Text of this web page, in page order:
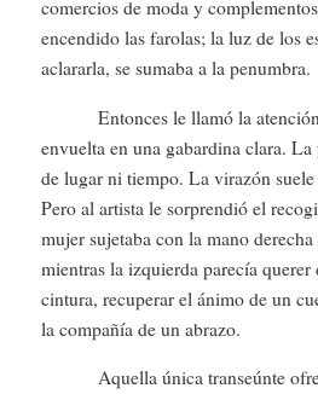
comercios de moda y
encendido las farolas; la luz de los
aclararla, se sumaba a la penumbra.
Entonces le llamó la
envuelta en una gabardina clara. La
de lugar ni tiempo. La virazón
Pero al artista le sorprendió el
mujer sujetaba con la mano
mientras la izquierda parecía
cintura, recuperar el ánimo de un
la compañía de un abrazo.
Aquella única transeúnte